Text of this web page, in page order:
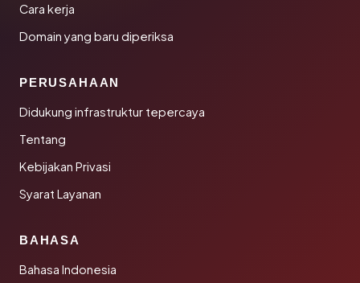
Cara kerja
Domain yang baru diperiksa
PERUSAHAAN
Didukung infrastruktur tepercaya
Tentang
Kebijakan Privasi
Syarat Layanan
BAHASA
Bahasa Indonesia